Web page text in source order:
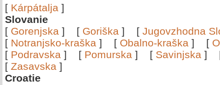
[ Kárpátalja ]
Slovanie
[ Gorenjska ] [ Goriška ] [ Jugovzhodna
[ Notranjsko-kraška ] [ Obalno-kraška ] [
[ Podravska ] [ Pomurska ] [ Savinjska ]
[ Zasavska ]
Croatie